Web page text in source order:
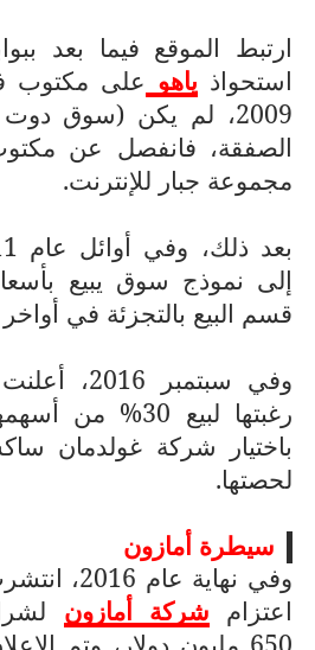
ارتبط الموقع فيما بعد
استحواذ ياهو على
2009، لم يكن (سوق
الصفقة، فانفصل عن
مجموعة جبار للإنترنت.
إلى نموذج سوق يبيع
قسم البيع بالتجزئة في أواخر عام
وفي
رغبتها لبيع 30%
باختيار شركة غولدمان
لحصتها.
سيطرة أمازون
وفي نهاية
اعتزام شركة أمازون